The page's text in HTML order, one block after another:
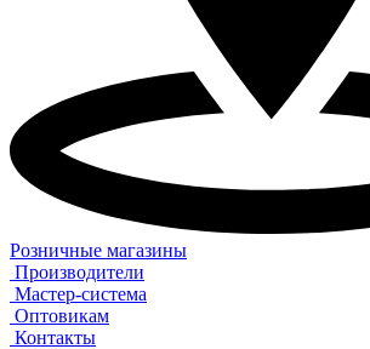
Розничные магазины
Производители
Мастер-система
Оптовикам
Контакты